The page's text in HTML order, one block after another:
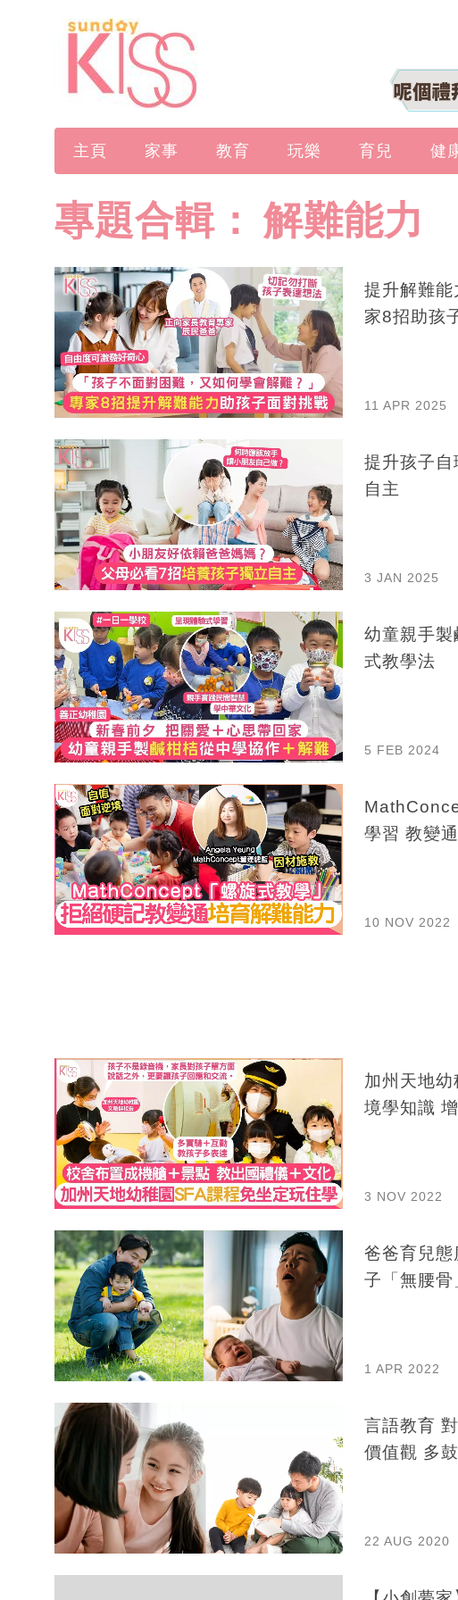
主頁 家事 教育 玩樂 育兒 健
專題合輯： 解難能力
提升解難
家8招助孩
11 APR 2025
提升孩子
自主
3 JAN 2025
幼童親手
式教學法
5 FEB 2024
學習 教變
10 NOV 2022
加州天地
境學知識
3 NOV 2022
爸爸育兒
子「無腰骨
1 APR 2022
言語教育
價值觀 多
22 AUG 2020